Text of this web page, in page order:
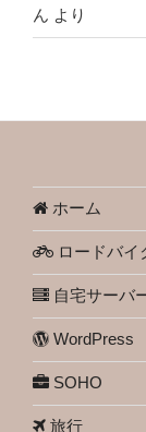
ん より
ホーム
ロードバイ
自宅サーバ
WordPress
SOHO
旅行